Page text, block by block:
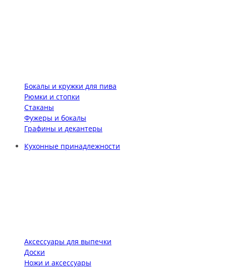
Бокалы и кружки для пива
Рюмки и стопки
Стаканы
Фужеры и бокалы
Графины и декантеры
Кухонные принадлежности
Аксессуары для выпечки
Доски
Ножи и аксессуары